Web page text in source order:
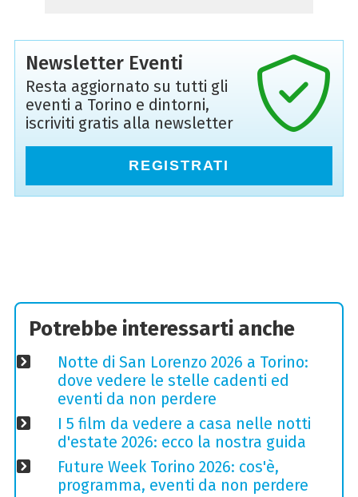
Newsletter Eventi
Resta aggiornato su tutti gli
eventi a Torino e dintorni,
iscriviti gratis alla newsletter
REGISTRATI
Potrebbe interessarti anche
Notte di San Lorenzo 2026 a Torino:
dove vedere le stelle cadenti ed
eventi da non perdere
I 5 film da vedere a casa nelle notti
d'estate 2026: ecco la nostra guida
Future Week Torino 2026: cos'è,
programma, eventi da non perdere